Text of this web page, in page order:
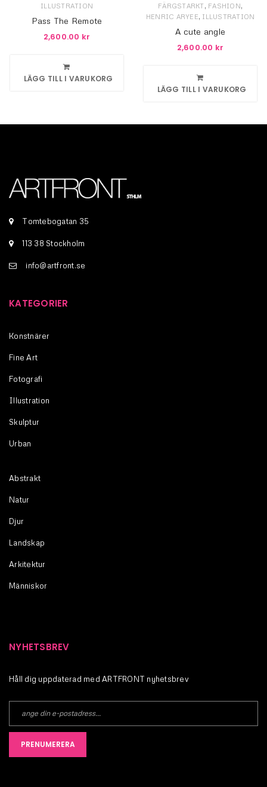
ILLUSTRATION
Pass The Remote
2,600.00 kr
LÄGG TILL I VARUKORG
FÄRGSTARKT , FASHION,
HENRIC ARYEE, ILLUSTRATION
A cute angle
2,600.00 kr
LÄGG TILL I VARUKORG
Tomtebogatan 35
113 38 Stockholm
info@artfront.se
KATEGORIER
Konstnärer
Fine Art
Fotografi
Illustration
Skulptur
Urban
Abstrakt
Natur
Djur
Landskap
Arkitektur
Människor
NYHETSBREV
Håll dig uppdaterad med ARTFRONT nyhetsbrev
PRENUMERERA